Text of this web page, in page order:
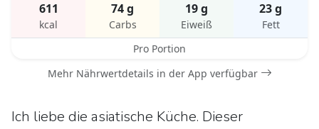
611
kcal
74 g
Carbs
19 g
Eiweiß
23 g
Fett
Pro Portion
Mehr Nährwertdetails in der App verfügbar
Ich liebe die asiatische Küche. Dieser